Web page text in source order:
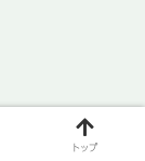
トップ